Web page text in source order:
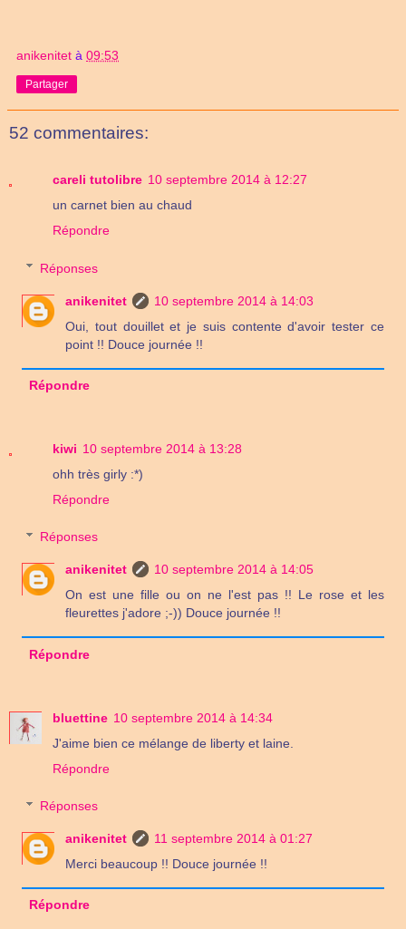
anikenitet à 09:53
Partager
52 commentaires:
careli tutolibre 10 septembre 2014 à 12:27
un carnet bien au chaud
Répondre
Réponses
anikenitet
10 septembre 2014 à 14:03
Oui, tout douillet et je suis contente d'avoir tester ce
point !! Douce journée !!
Répondre
kiwi 10 septembre 2014 à 13:28
ohh très girly :*)
Répondre
Réponses
anikenitet
10 septembre 2014 à 14:05
On est une fille ou on ne l'est pas !! Le rose et les
fleurettes j'adore ;-)) Douce journée !!
Répondre
bluettine 10 septembre 2014 à 14:34
J'aime bien ce mélange de liberty et laine.
Répondre
Réponses
anikenitet
11 septembre 2014 à 01:27
Merci beaucoup !! Douce journée !!
Répondre